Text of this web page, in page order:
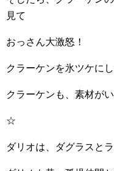
見て
おっさん大激怒！
クラーケンを氷ツケに
クラーケンも、素材が
☆
ダリオは、ダグラスと